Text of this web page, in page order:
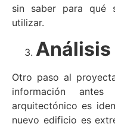
sin saber para qué
utilizar.
Otro paso al
información
arquitectónico es
nuevo edificio es